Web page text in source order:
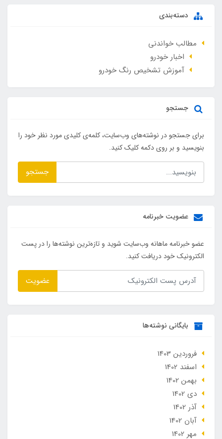
دسته‌بندی
مطالب خواندنی
اخبار خودرو
آموزش تشخیص رنگ خودرو
جستجو
برای جستجو در نوشته‌های وب‌سایت، کلمه‌ی کلیدی مورد نظر خود را
بنویسید و بر روی دکمه کلیک کنید.
جستجو
عضویت خبرنامه
عضو خبرنامه ماهانه وب‌سایت شوید و تازه‌ترین نوشته‌ها را در پست
الکترونیک خود دریافت کنید.
عضویت
بایگانی نوشته‌ها
فروردین 1403
اسفند 1402
بهمن 1402
دی 1402
آذر 1402
آبان 1402
مهر 1402